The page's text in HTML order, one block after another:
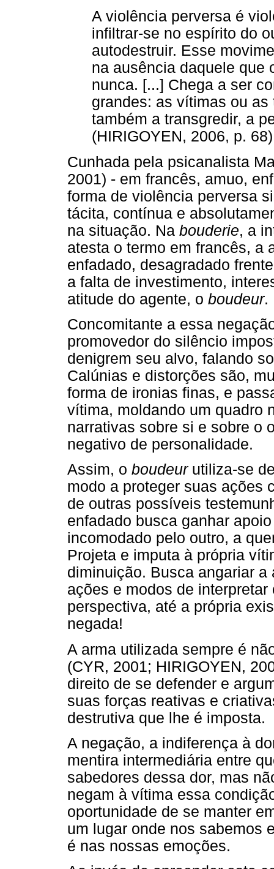
A violência perversa é
infiltrar-se no espírito do
autodestruir. Esse
na ausência daquele que
nunca. [...] Chega a ser
grandes: as vítimas ou
também a transgredir, a
(HIRIGOYEN, 2006, p. 68)
Cunhada pela psicanalista
2001) - em francês, amuo,
forma de violência perversa
tácita, contínua e
na situação. Na bouderie, a
atesta o termo em francês, a
enfadado, desagradado
a falta de investimento,
atitude do agente, o boudeur.
Concomitante a essa
promovedor do silêncio
denigrem seu alvo, falando
Calúnias e distorções são,
forma de ironias finas, e
vítima, moldando um quadro
narrativas sobre si e sobre o
negativo de personalidade.
Assim, o boudeurutiliza-se
modo a proteger suas ações
de outras possíveis
enfadado busca ganhar
incomodado pelo outro, a
Projeta e imputa à própria
diminuição. Busca angariar
ações e modos de
perspectiva, até a própria
negada!
A arma utilizada sempre é
(CYR, 2001; HIRIGOYEN,
direito de se defender e
suas forças reativas e
destrutiva que lhe é imposta.
A negação, a indiferença à
mentira intermediária entre
sabedores dessa dor, mas
negam à vítima essa
oportunidade de se manter
um lugar onde nos sabemos
é nas nossas emoções.